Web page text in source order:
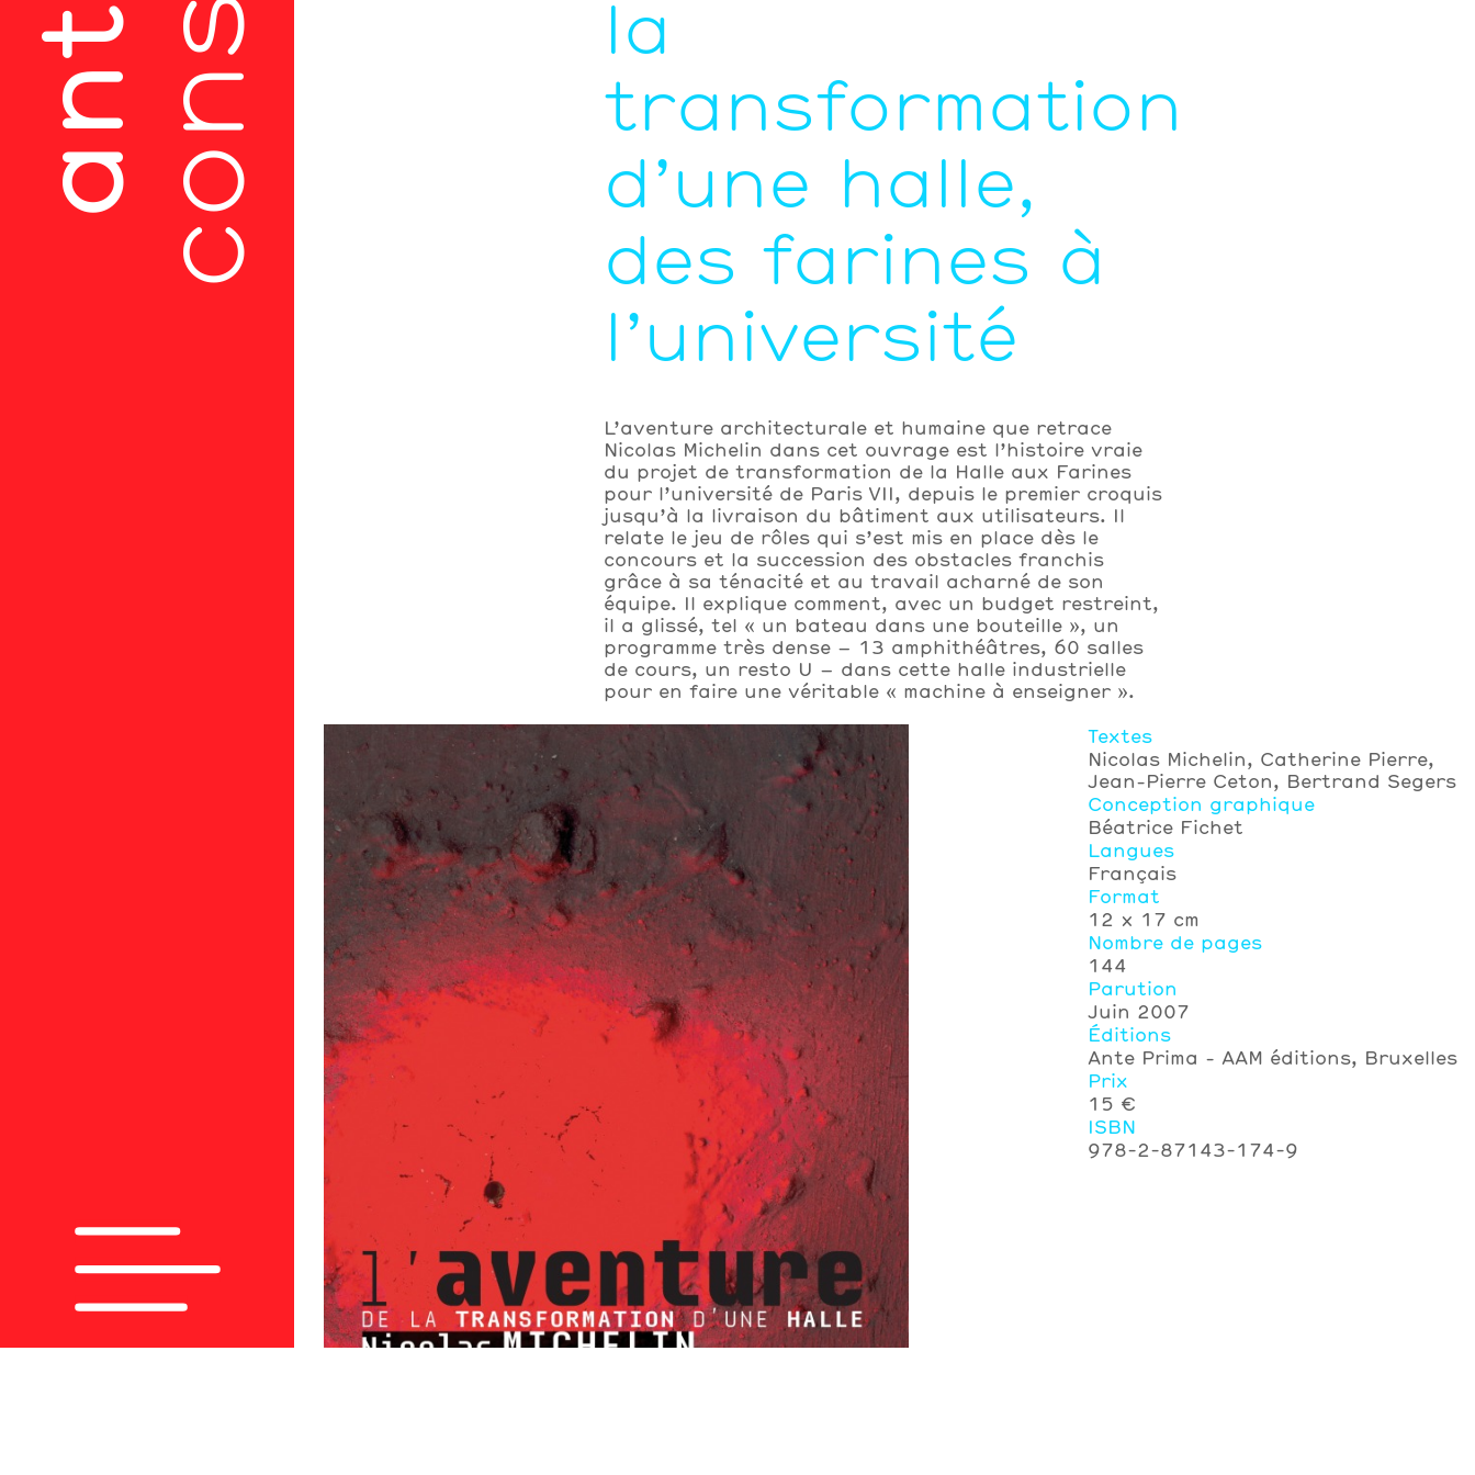
agence
actualités
contact
la
transformation
d’une halle,
des farines à
l’université
L’aventure architecturale et humaine que retrace
Nicolas Michelin dans cet ouvrage est l’histoire vraie
du projet de transformation de la Halle aux Farines
pour l’université de Paris VII, depuis le premier croquis
jusqu’à la livraison du bâtiment aux utilisateurs. Il
relate le jeu de rôles qui s’est mis en place dès le
concours et la succession des obstacles franchis
grâce à sa ténacité et au travail acharné de son
équipe. Il explique comment, avec un budget restreint,
il a glissé, tel « un bateau dans une bouteille », un
programme très dense – 13 amphithéâtres, 60 salles
de cours, un resto U – dans cette halle industrielle
pour en faire une véritable « machine à enseigner ».
Textes
Nicolas Michelin, Catherine Pierre,
Jean-Pierre Ceton, Bertrand Segers
Conception graphique
Béatrice Fichet
Langues
Français
Format
12 × 17 cm
Nombre de pages
144
Parution
Juin 2007
Éditions
Ante Prima - AAM éditions, Bruxelles
Prix
15 €
ISBN
978-2-87143-174-9